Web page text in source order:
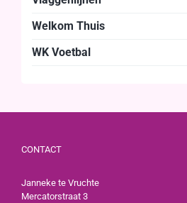
Welkom Thuis
WK Voetbal
CONTACT
Janneke te Vruchte
Mercatorstraat 3